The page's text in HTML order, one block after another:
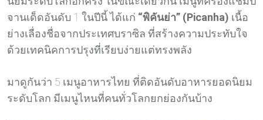
จานเด็ดอันดับ 1 ในปีนี้ ได้แก่ “พิคันย่า” (Picanha) เนื้อ
ย่างเลื่องชื่อจากประเทศบราซิล ที่สร้างความประทับใจ
ด้วยเทคนิคการปรุงที่เรียบง่ายแต่ทรงพลัง
มาดูกันว่า 5 เมนูอาหารไทย ที่ติดอันดับอาหารยอดนิยม
ระดับโลก มีเมนูไหนที่คนทั่วโลกยกย่องกันบ้าง